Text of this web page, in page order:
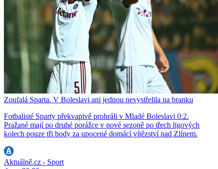
Zoufalá Sparta. V Boleslavi ani jednou nevystřelila na branku
Fotbalisté Sparty překvapivě prohráli v Mladé Boleslavi 0:2.
Pražané mají po druhé porážce v nové sezoně po třech ligových
kolech pouze tři body za upocené domácí vítězství nad Zlínem.
Aktuálně.cz - Sport